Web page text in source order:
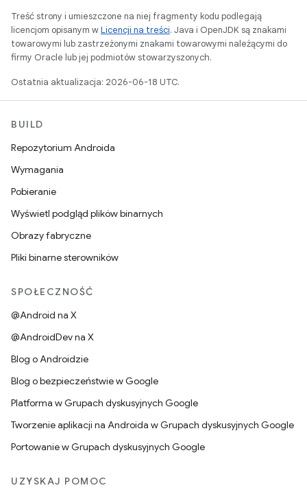
Treść strony i umieszczone na niej fragmenty kodu podlegają
licencjom opisanym wLicencji na treści. Java i OpenJDK są znakami
towarowymi lub zastrzeżonymi znakami towarowymi należącymi do
firmy Oracle lub jej podmiotów stowarzyszonych.
Ostatnia aktualizacja: 2026-06-18 UTC.
BUILD
Repozytorium Androida
Wymagania
Pobieranie
Wyświetl podgląd plików binarnych
Obrazy fabryczne
Pliki binarne sterowników
SPOŁECZNOŚĆ
@Android na X
@AndroidDev na X
Blog o Androidzie
Blog o bezpieczeństwie w Google
Platforma w Grupach dyskusyjnych Google
Tworzenie aplikacji na Androida w Grupach dyskusyjnych Google
Portowanie w Grupach dyskusyjnych Google
UZYSKAJ POMOC